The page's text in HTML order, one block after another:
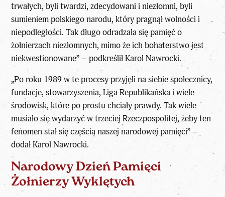
trwałych, byli twardzi, zdecydowani i niezłomni, byli
sumieniem polskiego narodu, który pragnął wolności i
niepodległości. Tak długo odradzała się pamięć o
żołnierzach niezłomnych, mimo że ich bohaterstwo jest
niekwestionowane” – podkreśliłKarol Nawrocki.
„Po roku 1989 w te procesy przyjęli na siebie społecznicy,
fundacje, stowarzyszenia, Liga Republikańska i wiele
środowisk, które po prostu chciały prawdy. Tak wiele
musiało się wydarzyć w trzeciej Rzeczpospolitej, żeby ten
fenomen stał się częścią naszej narodowej pamięci” –
dodałKarol Nawrocki.
Narodowy Dzień Pamięci
Żołnierzy Wyklętych